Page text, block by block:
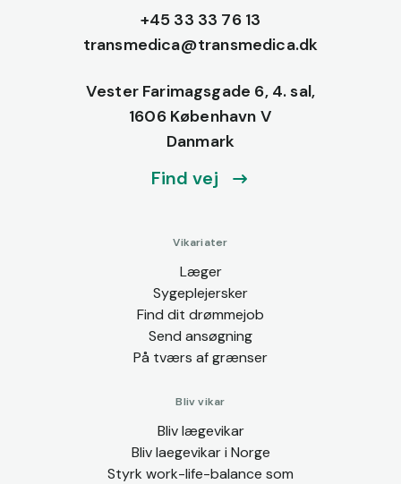
+45 33 33 76 13
transmedica@transmedica.dk
Vester Farimagsgade 6, 4. sal,
1606 København V
Danmark
Find vej
Vikariater
Læger
Sygeplejersker
Find dit drømmejob
Send ansøgning
På tværs af grænser
Bliv vikar
Bliv lægevikar
Bliv laegevikar i Norge
Styrk work-life-balance som